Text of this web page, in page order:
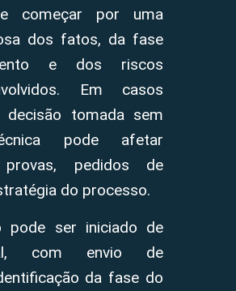
começar por uma
dos fatos, da fase
e dos riscos
Em casos
decisão tomada sem
pode afetar
provas, pedidos de
do processo.
pode ser iniciado de
com envio de
da fase do